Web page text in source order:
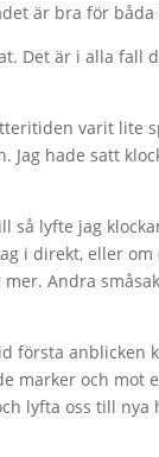
är bra för båda
Det är i alla fall
varit lite
hade satt
lyfte jag
i direkt, eller
Andra
första anblicken
marker och mot
lyfta oss till